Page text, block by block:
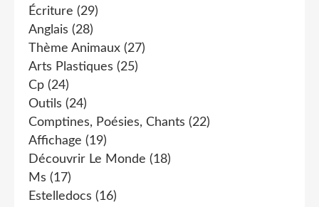
Écriture (29)
Anglais (28)
Thème Animaux (27)
Arts Plastiques (25)
Cp (24)
Outils (24)
Comptines, Poésies, Chants (22)
Affichage (19)
Découvrir Le Monde (18)
Ms (17)
Estelledocs (16)